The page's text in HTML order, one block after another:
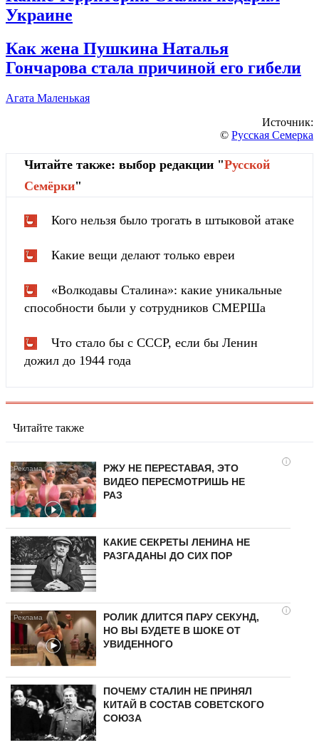
Украине
Как жена Пушкина Наталья
Гончарова стала причиной его гибели
Агата Маленькая
Источник:
© Русская Семерка
Читайте также: выбор редакции "Русской
Cемёрки"
Кого нельзя было трогать в штыковой атаке
Какие вещи делают только евреи
«Волкодавы Сталина»: какие уникальные
способности были у сотрудников СМЕРШа
Что стало бы с СССР, если бы Ленин
дожил до 1944 года
Читайте также
i
РЖУ НЕ ПЕРЕСТАВАЯ, ЭТО
ВИДЕО ПЕРЕСМОТРИШЬ НЕ
РАЗ
КАКИЕ СЕКРЕТЫ ЛЕНИНА НЕ
РАЗГАДАНЫ ДО СИХ ПОР
i
РОЛИК ДЛИТСЯ ПАРУ СЕКУНД,
НО ВЫ БУДЕТЕ В ШОКЕ ОТ
УВИДЕННОГО
ПОЧЕМУ СТАЛИН НЕ ПРИНЯЛ
КИТАЙ В СОСТАВ СОВЕТСКОГО
СОЮЗА